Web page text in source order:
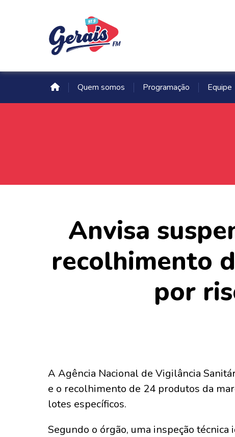
Quem somos Programação Equipe
Anvisa
recolhimento
por
A Agência Nacional de Vigilância
e o recolhimento de 24 produtos da
lotes específicos.
Segundo o órgão, uma inspeção